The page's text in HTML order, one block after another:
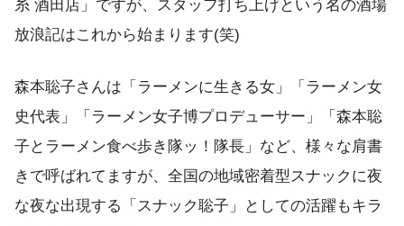
糸 酒田店」ですが、スタッフ打ち上げという名の酒場
放浪記はこれから始まります(笑)
森本聡子さんは「ラーメンに生きる女」「ラーメン女
史代表」「ラーメン女子博プロデューサー」「森本聡
子とラーメン食べ歩き隊ッ！隊長」など、様々な肩書
きで呼ばれてますが、全国の地域密着型スナックに夜
な夜な出現する「スナック聡子」としての活躍もキラ